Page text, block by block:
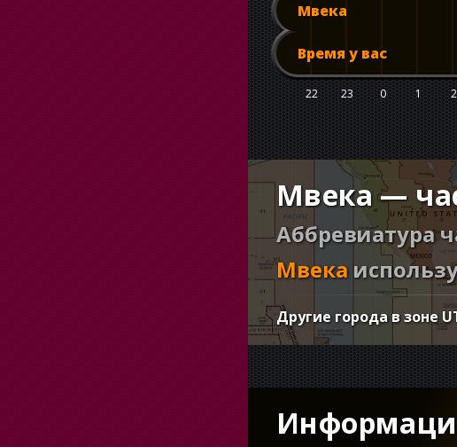
Мвека
22 23 0 1 2
Время у вас
Мвека —
Аббревиатура
Мвека
Другие города в зоне